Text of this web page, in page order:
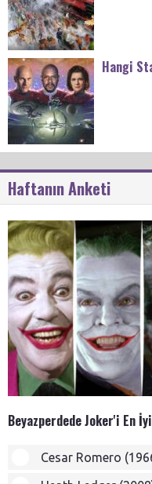
Hangi
Haftanın Anketi
Beyazperdede Joker'i En
Cesar Romero